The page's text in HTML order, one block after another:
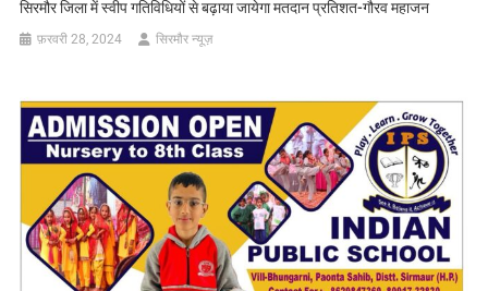
सिरमौर जिला में स्वीप गतिविधियों से बढ़ाया जायेगा मतदान प्रतिशत-गौरव महाजन
फ़रवरी 28, 2024 सिरमौर न्यूज़